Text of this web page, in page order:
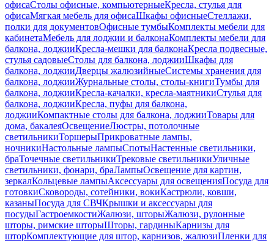
офисаСтолы офисные, компьютерныеКресла, стулья для
офисаМягкая мебель для офисаШкафы офисныеСтеллажи,
полки для документовОфисные тумбыКомплекты мебели для
кабинетаМебель для лоджии и балконаКомплекты мебели для
балкона, лоджииКресла-мешки для балконаКресла подвесные,
стулья садовыеСтолы для балкона, лоджииШкафы для
балкона, лоджииДверцы жалюзийныеСистемы хранения для
балкона, лоджииЖурнальные столы, столы-книгиТумбы для
балкона, лоджииКресла-качалки, кресла-маятникиСтулья для
балкона, лоджииКресла, пуфы для балкона,
лоджииКомпактные столы для балкона, лоджииТовары для
дома, бакалеяОсвещениеЛюстры, потолочные
светильникиТоршерыПрикроватные лампы,
ночникиНастольные лампыСпотыНастенные светильники,
браТочечные светильникиТрековые светильникиУличные
светильники, фонари, браЛампыОсвещение для картин,
зеркалКольцевые лампыАксессуары для освещенияПосуда для
готовкиСковороды, сотейники, вокиКастрюли, ковши,
казаныПосуда для СВЧКрышки и аксессуары для
посудыГастроемкостиЖалюзи, шторыЖалюзи, рулонные
шторы, римские шторыШторы, гардиныКарнизы для
шторКомплектующие для штор, карнизов, жалюзиПленки для